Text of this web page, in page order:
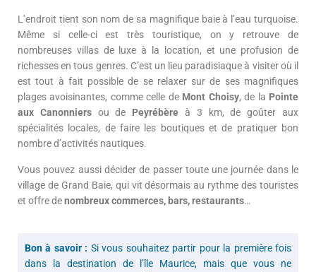
L’endroit tient son nom de sa magnifique baie à l’eau turquoise.
Même si celle-ci est très touristique, on y retrouve de
nombreuses villas de luxe à la location, et une profusion de
richesses en tous genres. C’est un lieu paradisiaque à visiter où il
est tout à fait possible de se relaxer sur de ses magnifiques
plages avoisinantes, comme celle de Mont Choisy, de la Pointe
aux Canonniersou de Peyrébère à 3 km, de goûter aux
spécialités locales, de faire les boutiques et de pratiquer bon
nombre d’activités nautiques.
Vous pouvez aussi décider de passer toute une journée dans le
village de Grand Baie, qui vit désormais au rythme des touristes
et offre denombreux commerces, bars, restaurants…
Bon à savoir : Si vous souhaitez partir pour la première fois
dans la destination de l’île Maurice, mais que vous ne